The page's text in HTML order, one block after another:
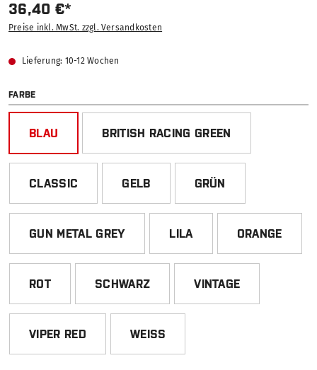
36,40 €*
Preise inkl. MwSt. zzgl. Versandkosten
Lieferung: 10-12 Wochen
FARBEAUSWÄHLEN
BLAU BRITISH RACING GREEN
CLASSIC GELB GRÜN
GUN METAL GREY LILA ORANGE
ROT SCHWARZ VINTAGE
VIPER RED WEISS